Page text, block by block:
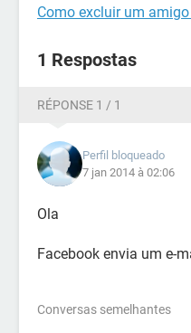
Como excluir um
1 Respostas
RÉPONSE 1 / 1
Perfil bloqueado
7 jan 2014 à 02:06
Ola
Facebook envia um e-
Conversas semelhantes